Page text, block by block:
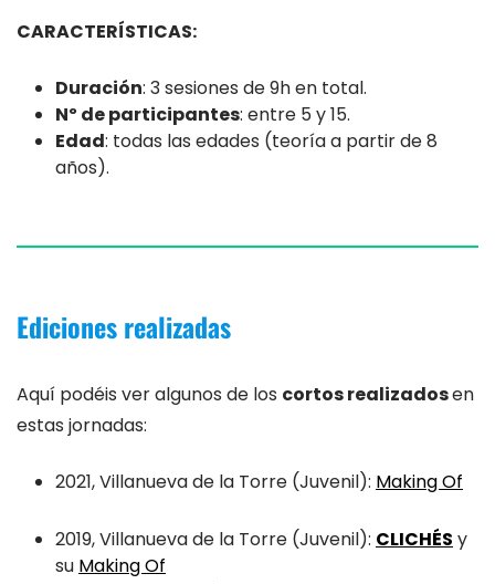
CARACTERÍSTICAS:
Duración: 3 sesiones de 9h en total.
Nº de participantes: entre 5 y 15.
Edad: todas las edades (teoría a partir de 8
años).
Ediciones realizadas
Aquí podéis ver algunos de los cortos realizadosen
estas jornadas:
2021, Villanueva de la Torre (Juvenil): Making Of
2019, Villanueva de la Torre (Juvenil): CLICHÉS y
su Making Of